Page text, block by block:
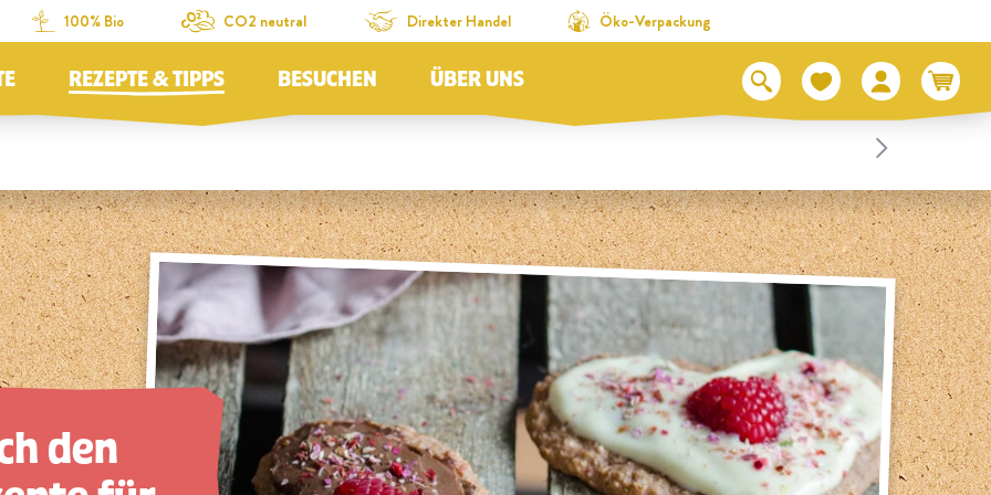
100% Bio CO2 neutral Direkter Handel Öko-Verpackung
REZEPTE & TIPPS BESUCHEN ÜBER UNS
den